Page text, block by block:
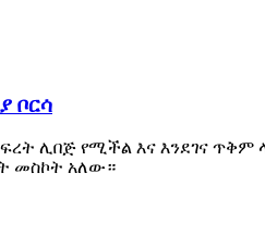
ቦርሳ
ሊበጅ የሚችል እና እንደገና ጥቅም
መስኮት አለው።